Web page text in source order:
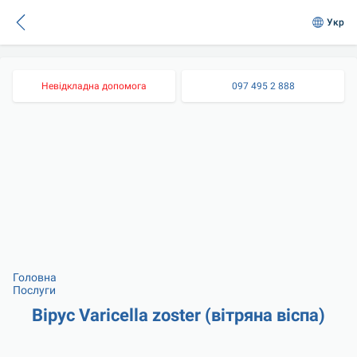
Укр
Невідкладна допомога 097 495 2 888
Головна
Послуги
Вірус Varicella zoster (вітряна віспа)